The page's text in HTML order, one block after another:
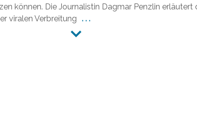
können. Die Journalistin Dagmar Penzlin erläutert
viralen Verbreitung . . .